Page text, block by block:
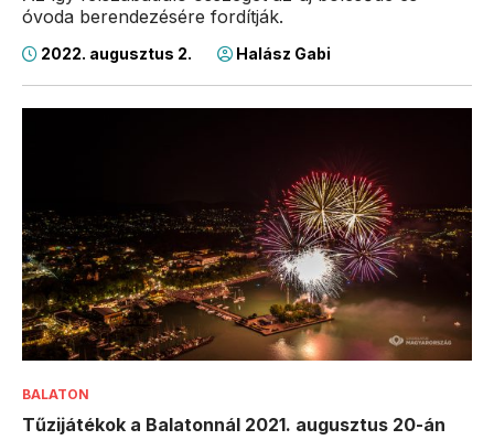
óvoda berendezésére fordítják.
2022. augusztus 2. Halász Gabi
BALATON
Tűzijátékok a Balatonnál 2021. augusztus 20-án